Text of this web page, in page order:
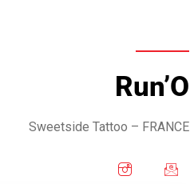
Run’O
Sweetside Tattoo – FRANCE